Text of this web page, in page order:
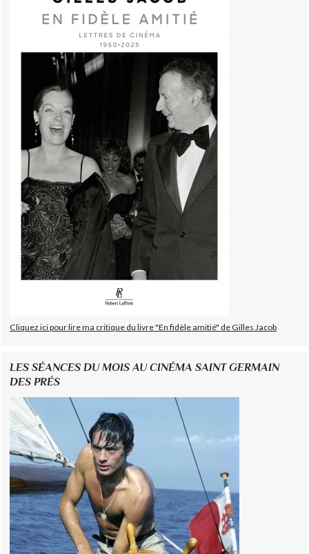
Cliquez ici pour lire ma critique du livre "En fidèle amitié" de Gilles Jacob
LES SÉANCES DU MOIS AU CINÉMA SAINT GERMAIN
DES PRÉS